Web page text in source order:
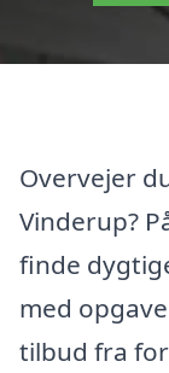
Overvejer
Vinderup?
finde
med
tilbud fra